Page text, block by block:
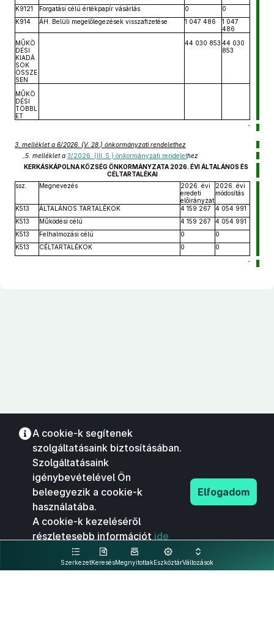
K9121
Forgatási célú értékpapír vásárlás 0
0
K914
ÁH. Belüli megelőlegezések visszafizetése 1 047 486
1 047
486
MŰKÖ
DÉSI
KIADÁ
SOK
ÖSSZE
SEN
44 030 853 44 030
853
MŰKÖ
DÉSI
TÖBBL
ET
”
3. melléklet a 6/2026. (V. 28.) önkormányzati rendelethez
5. melléklet a 3/2026. (III. 5.) önkormányzati rendelethez
KERKÁSKÁPOLNA KÖZSÉG ÖNKORMÁNYZATA 2026. ÉVI ÁLTALÁNOS ÉS
CÉLTARTALÉKAI
ssz.
Megnevezés
2026. évi
eredeti
előirányzat
2026. évi
módosítás
K513 ÁLTALÁNOS TARTALÉKOK 4 159 267
4 054 991
K513
Működési célú 4 159 267
4 054 991
K513
Felhalmozási célú 0
0
K513
CÉLTARTALÉKOK 0 0
”
SzerkezetKeresésMegnyitottakEszköztárVáltozások
A cookie-k segítenek
szolgáltatásaink biztosításában.
Szolgáltatásaink
igénybevételével Ön
beleegyezik a cookie-k
használatába.
A cookie-k kezeléséről
részletesebb információt ide
kattintva olvashat.
Elfogadom